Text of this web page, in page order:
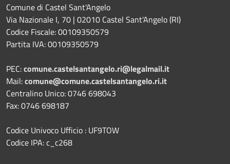
Comune di Castel Sant'Angelo
Via Nazionale I, 70 | 02010 Castel Sant'Angelo (RI)
Codice Fiscale: 00109350579
Partita IVA: 00109350579
PEC:comune.castelsantangelo.ri@legalmail.it
Mail:comune@comune.castelsantangelo.ri.it
Centralino Unico: 0746 698043
Fax: 0746 698187
Codice Univoco Ufficio : UF9TOW
Codice IPA: c_c268